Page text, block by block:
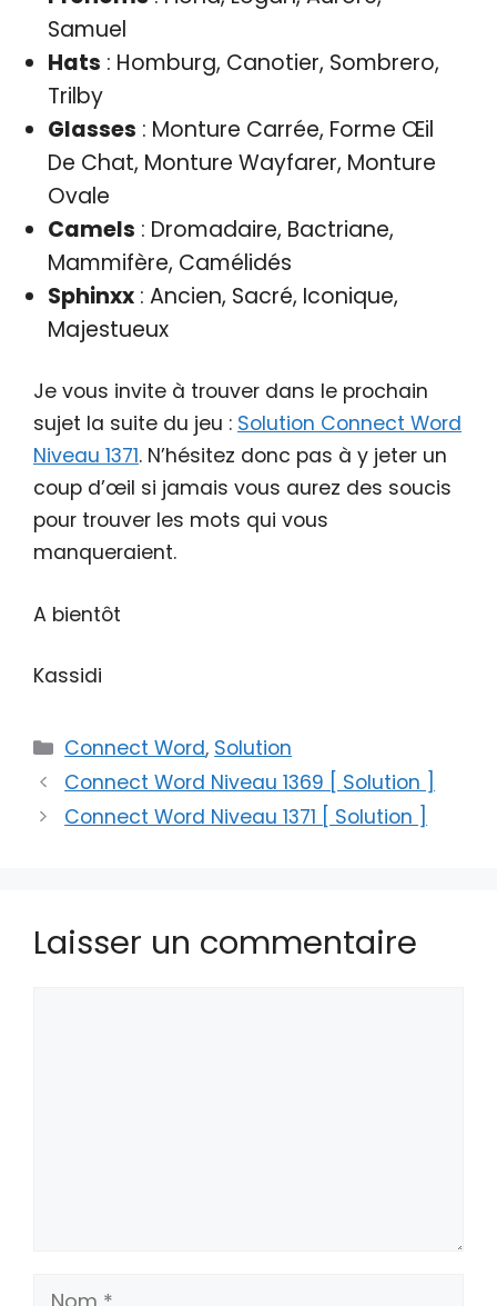
Samuel
Hats : Homburg, Canotier, Sombrero,
Trilby
Glasses : Monture Carrée, Forme Œil
De Chat, Monture Wayfarer, Monture
Ovale
Camels : Dromadaire, Bactriane,
Mammifère, Camélidés
Sphinxx: Ancien, Sacré, Iconique,
Majestueux
Je vous invite à trouver dans le prochain
sujet la suite du jeu : Solution Connect Word
Niveau 1371. N’hésitez donc pas à y jeter un
coup d’œil si jamais vous aurez des soucis
pour trouver les mots qui vous
manqueraient.
A bientôt
Kassidi
Catégories
Connect Word, Solution
Connect Word Niveau 1369 [ Solution ]
Connect Word Niveau 1371 [ Solution ]
Laisser un commentaire
Nom